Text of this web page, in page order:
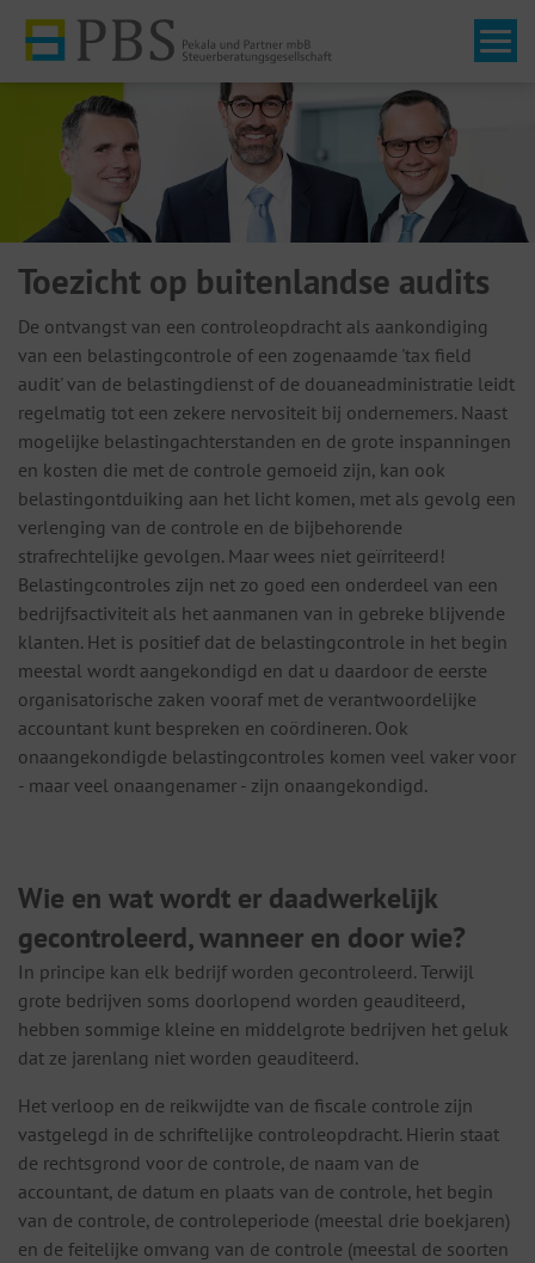
Toezicht op buitenlandse audits
De ontvangst van een controleopdracht als aankondiging
van een belastingcontrole of een zogenaamde 'tax field
audit' van de belastingdienst of de douaneadministratie leidt
regelmatig tot een zekere nervositeit bij ondernemers. Naast
mogelijke belastingachterstanden en de grote inspanningen
en kosten die met de controle gemoeid zijn, kan ook
belastingontduiking aan het licht komen, met als gevolg een
verlenging van de controle en de bijbehorende
strafrechtelijke gevolgen. Maar wees niet geïrriteerd!
Belastingcontroles zijn net zo goed een onderdeel van een
bedrijfsactiviteit als het aanmanen van in gebreke blijvende
klanten. Het is positief dat de belastingcontrole in het begin
meestal wordt aangekondigd en dat u daardoor de eerste
organisatorische zaken vooraf met de verantwoordelijke
accountant kunt bespreken en coördineren. Ook
onaangekondigde belastingcontroles komen veel vaker voor
- maar veel onaangenamer - zijn onaangekondigd.
Wie en wat wordt er daadwerkelijk
gecontroleerd, wanneer en door wie?
In principe kan elk bedrijf worden gecontroleerd. Terwijl
grote bedrijven soms doorlopend worden geauditeerd,
hebben sommige kleine en middelgrote bedrijven het geluk
dat ze jarenlang niet worden geauditeerd.
Het verloop en de reikwijdte van de fiscale controle zijn
vastgelegd in de schriftelijke controleopdracht. Hierin staat
de rechtsgrond voor de controle, de naam van de
accountant, de datum en plaats van de controle, het begin
van de controle, de controleperiode (meestal drie boekjaren)
en de feitelijke omvang van de controle (meestal de soorten